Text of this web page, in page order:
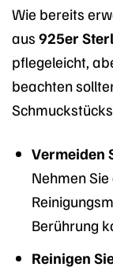
Wie bereits
aus 925er
pflegeleicht,
beachten
Vermeiden
Nehmen
Berührung
Reinigen